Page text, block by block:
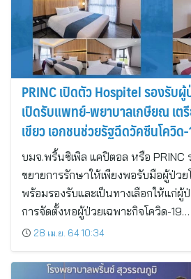
PRINC เปิดตัว Hospitel รองรับ
เปิดรับแพทย์-พยาบาลเกษียณ เ
เขียว เอกชนช่วยรัฐฉีดวัคซีนโควิด
บมจ.พริ้นซิเพิล แคปิตอล หรือ
ขยายการรักษาให้เพียงพอรับมือผู้ป่วย
พร้อมรองรับและเป็นทางเลือกให้แก่ผู้
การจัดตั้งหอผู้ป่วยเฉพาะกิจโควิด-19…
28 เม.ย. 64 10:34